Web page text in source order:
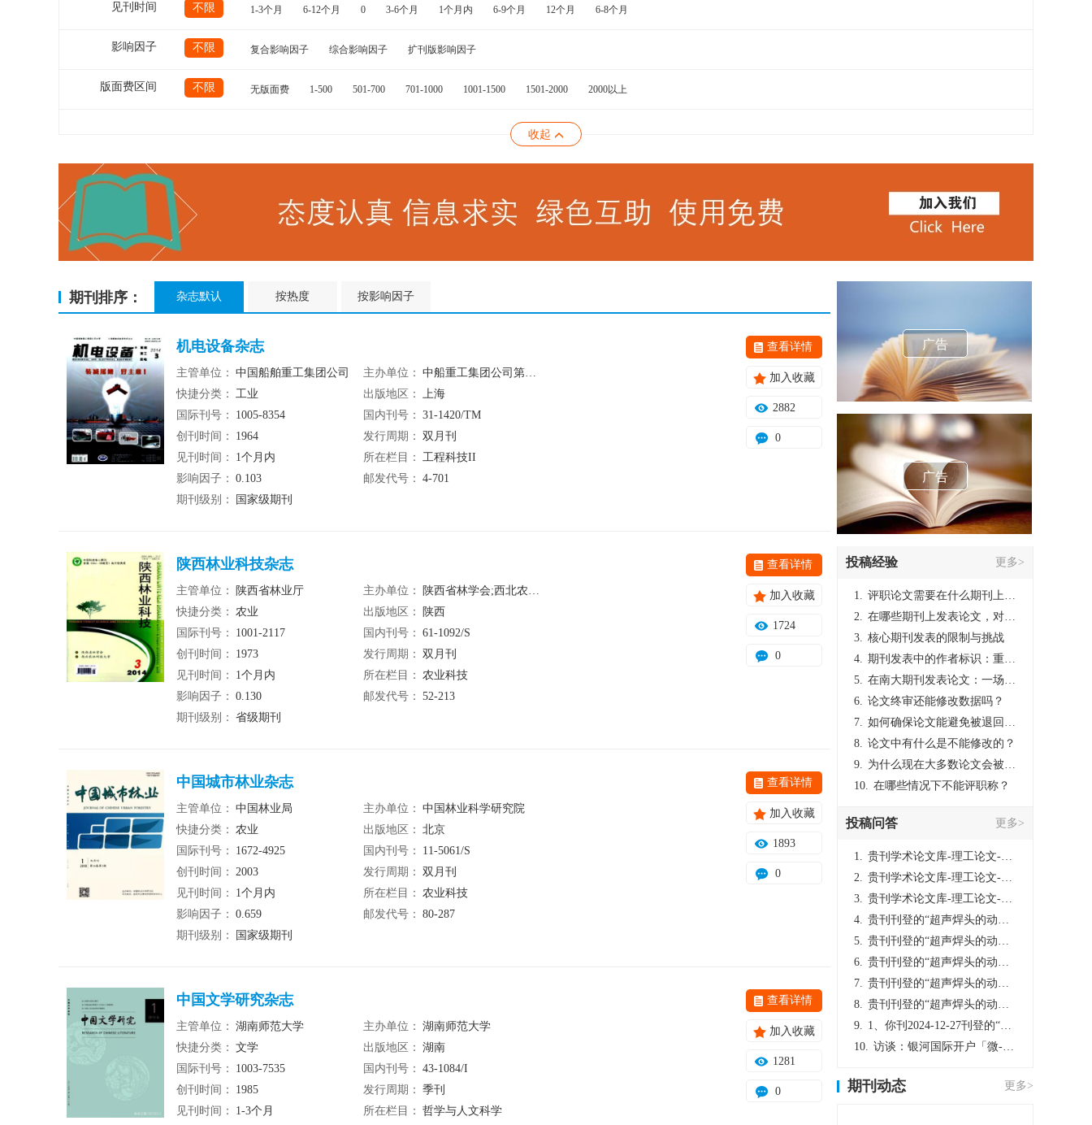
见刊时间 不限 1-3个月 6-12个月 0 3-6个月 1个月内 6-9个月 12个月 6-8个月
影响因子 不限 复合影响因子 综合影响因子 扩刊版影响因子
版面费区间 不限 无版面费 1-500 501-700 701-1000 1001-1500 1501-2000 2000以上
收起
期刊排序： 杂志默认 按热度 按影响因子
机电设备杂志
主管单位： 中国船舶重工集团公司 主办单位： 中船重工集团公司第七0四研究所;中国造船工程学会轮机学术委员会
快捷分类： 工业 出版地区： 上海
国际刊号：
1005-8354 国内刊号： 31-1420/TM
创刊时间：
1964 发行周期： 双月刊
见刊时间：
1个月内 所在栏目： 工程科技II
影响因子： 0.103 邮发代号： 4-701
期刊级别：
国家级期刊
查看详情
加入收藏
2882
0
陕西林业科技杂志
主管单位： 陕西省林业厅 主办单位：
陕西省林学会;西北农林科技大学;陕西省林业研究中心
快捷分类： 农业 出版地区：
陕西
国际刊号：
1001-2117 国内刊号： 61-1092/S
创刊时间：
1973 发行周期： 双月刊
见刊时间：
1个月内 所在栏目： 农业科技
影响因子： 0.130 邮发代号： 52-213
期刊级别： 省级期刊
查看详情
加入收藏
1724
0
中国城市林业杂志
主管单位： 中国林业局 主办单位： 中国林业科学研究院
快捷分类： 农业 出版地区： 北京
国际刊号：
1672-4925 国内刊号：
11-5061/S
创刊时间： 2003 发行周期： 双月刊
见刊时间：
1个月内 所在栏目： 农业科技
影响因子： 0.659 邮发代号： 80-287
期刊级别：
国家级期刊
查看详情
加入收藏
1893
0
中国文学研究杂志
主管单位： 湖南师范大学 主办单位： 湖南师范大学
快捷分类： 文学 出版地区： 湖南
国际刊号：
1003-7535 国内刊号： 43-1084/I
创刊时间：
1985 发行周期： 季刊
见刊时间：
1-3个月 所在栏目： 哲学与人文科学
查看详情
加入收藏
1281
0
广告
广告
投稿经验 更多>
1. 评职论文需要在什么期刊上发表？
2. 在哪些期刊上发表论文，对考研有优势？
3. 核心期刊发表的限制与挑战
4. 期刊发表中的作者标识：重要性与实践
5. 在南大期刊发表论文：一场知识探索与学术成就的旅程
6. 论文终审还能修改数据吗？
7. 如何确保论文能避免被退回：关键条件与策略
8. 论文中有什么是不能修改的？
9. 为什么现在大多数论文会被评判为AI撰写？（深度剖析查重机制下的困境与出路）
10. 在哪些情况下不能评职称？
投稿问答 更多>
1. 贵刊学术论文库-理工论文-第16页刊登的“超声焊头的动力学分析与优化设计”，作者lizhiwei，时间2024-12-27，该论文由我本人在机电工程技术2024年第10期公开发表，lizhiwei并非本人，请将文章删除，消除影响，谢谢！
2. 贵刊学术论文库-理工论文-第16页刊登的“超声焊头的动力学分析与优化设计”，作者lizhiwei，时间2024-12-27，该论文由我本人在机电工程技术2024年第10期公开发表，lizhiwei并非本人，请将文章删除，消除影响，谢谢！
3. 贵刊学术论文库-理工论文-第16页刊登的“超声焊头的动力学分析与优化设计”，作者lizhiwei，时间2024-12-27，该论文由我本人在机电工程技术2024年第10期公开发表，lizhiwei并非本人，请将文章删除，消除影响，谢谢！
4. 贵刊刊登的“超声焊头的动力学分析与优化设计”，作者lizhiwei，时间2024-12-27，该论文由我本人在机电工程技术2024年第10期公开发表，lizhiwei并非本人，请将文章删除，消除影响，谢谢！
5. 贵刊刊登的“超声焊头的动力学分析与优化设计”，作者lizhiwei，时间2024-12-27，该论文由我本人在机电工程技术2024年第10期公开发表，lizhiwei并非本人，请将文章删除，消除影响，谢谢！
6. 贵刊刊登的“超声焊头的动力学分析与优化设计”，作者lizhiwei，时间2024-12-27，该论文由我本人在机电工程技术2024年第10期公开发表，lizhiwei并非本人，请将文章删除，消除影响，谢谢！
7. 贵刊刊登的“超声焊头的动力学分析与优化设计”，作者lizhiwei，时间2024-12-27，该论文由我本人在机电工程技术2024年第10期公开发表，lizhiwei并非本人，请将文章删除，消除影响，谢谢！
8. 贵刊刊登的“超声焊头的动力学分析与优化设计”，作者lizhiwei，时间2024-12-27，该论文由我本人在机电工程技术2024年第10期公开发表，lizhiwei并非本人，请将文章删除，消除影响，谢谢！
9. 1、你刊2024-12-27刊登的“超声焊头的动力学分析与优化设计论文”，是由我本人在“机电工程技术”，在2024年第10期公开发表的，而本刊转载“lizhiwei”非本人操作，请尽快将其删除，消除不良影响。
10. 访谈：银河国际开户「微-97905670-信」上分客服开户电话在线注册现场经理。机械文明荒野生存游戏《荒野起源》超新星测试将于12月18日上午10点正式开启!本次测试资格已陆续发放!各位拓荒者们准备好了么。
期刊动态 更多>